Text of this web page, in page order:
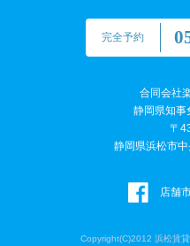
完全予約
合同会社
静岡県知
〒
静岡県浜松市
店舗
Copyright(C)2012 浜松賃